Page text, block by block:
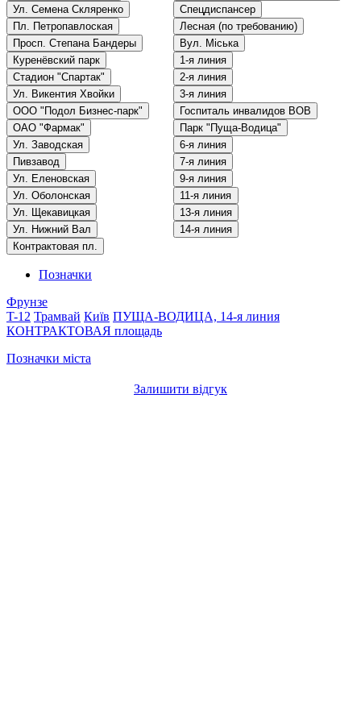
Ул. Семена Скляренко
Пл. Петропавлоская
Просп. Степана Бандеры
Куренёвский парк
Стадион "Спартак"
Ул. Викентия Хвойки
ООО "Подол Бизнес-парк"
ОАО "Фармак"
Ул. Заводская
Пивзавод
Ул. Еленовская
Ул. Оболонская
Ул. Щекавицкая
Ул. Нижний Вал
Контрактовая пл.
Спецдиспансер
Лесная (по требованию)
Вул. Міська
1-я линия
2-я линия
3-я линия
Госпиталь инвалидов ВОВ
Парк "Пуща-Водица"
6-я линия
7-я линия
9-я линия
11-я линия
13-я линия
14-я линия
Позначки
Фрунзе
T-12 Трамвай Київ ПУЩА-ВОДИЦА, 14-я линия
КОНТРАКТОВАЯ площадь
Позначки міста
Залишити відгук